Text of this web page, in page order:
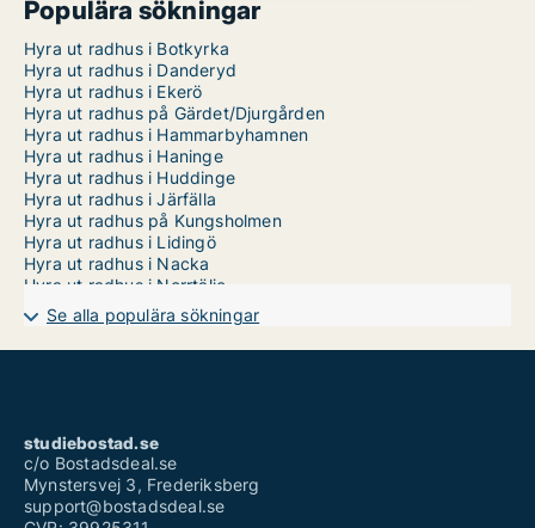
Populära sökningar
Hyra ut radhus i Botkyrka
Hyra ut radhus i Danderyd
Hyra ut radhus i Ekerö
Hyra ut radhus på Gärdet/Djurgården
Hyra ut radhus i Hammarbyhamnen
Hyra ut radhus i Haninge
Hyra ut radhus i Huddinge
Hyra ut radhus i Järfälla
Hyra ut radhus på Kungsholmen
Hyra ut radhus i Lidingö
Hyra ut radhus i Nacka
Hyra ut radhus i Norrtälje
Hyra ut radhus i Nykvarn
Hyra ut radhus i Nynäshamn
Hyra ut radhus i Salem
Hyra ut radhus i Stockholm Innerstad
Hyra ut radhus i Sundbyberg
Hyra ut radhus på Södermalm
Hyra ut radhus i Söderort
Hyra ut radhus i Södertälje
Se alla populära sökningar
studiebostad.se
c/o Bostadsdeal.se
Mynstersvej 3, Frederiksberg
support@bostadsdeal.se